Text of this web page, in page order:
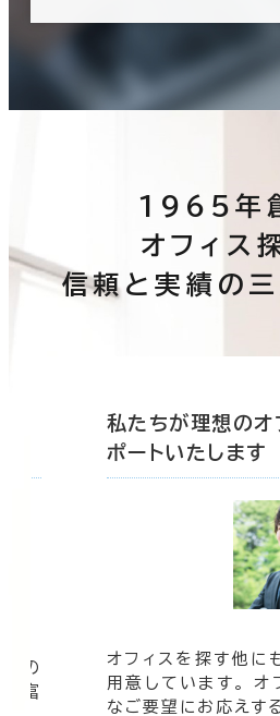
1965年創
オフィス
信頼と実績の三
の
豊富
私たちが理想のオ
ポートいたします
オフィスを探す他に
用意しています。
なご要望にお応えす